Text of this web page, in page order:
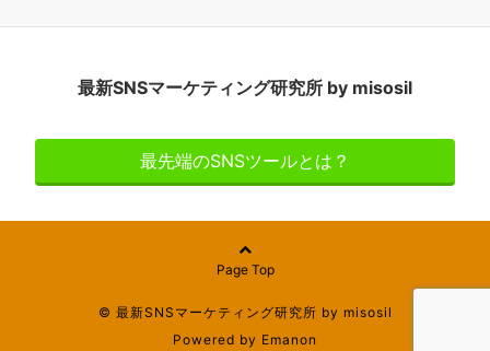
最新SNSマーケティング研究所 by misosil
最先端のSNSツールとは？
Page Top
© 最新SNSマーケティング研究所 by misosil
Powered by Emanon